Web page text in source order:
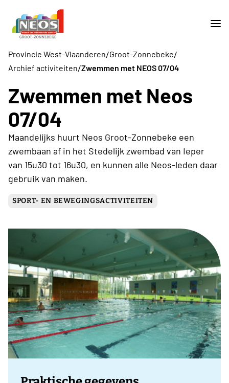
Provincie West-Vlaanderen/Groot-Zonnebeke/
Archief activiteiten/Zwemmen met NEOS 07/04
Zwemmen met Neos
07/04
Maandelijks huurt Neos Groot-Zonnebeke een
zwembaan af in het Stedelijk zwembad van Ieper
van 15u30 tot 16u30, en kunnen alle Neos-leden daar
gebruik van maken.
SPORT- EN BEWEGINGSACTIVITEITEN